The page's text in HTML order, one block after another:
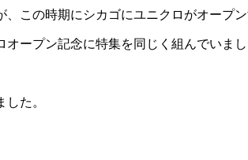
、この時期にシカゴにユニクロがオープ
ープン記念に特集を同じく組んでいまし
た。